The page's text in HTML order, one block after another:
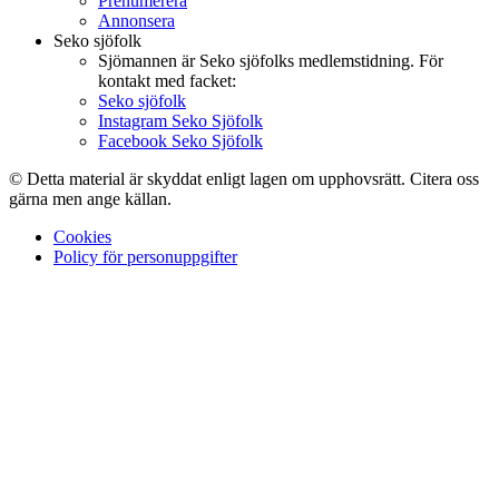
Annonsera
Seko sjöfolk
Sjömannen är Seko sjöfolks medlemstidning. För
kontakt med facket:
Seko sjöfolk
Instagram Seko Sjöfolk
Facebook Seko Sjöfolk
© Detta material är skyddat enligt lagen om upphovsrätt. Citera oss
gärna men ange källan.
Cookies
Policy för personuppgifter